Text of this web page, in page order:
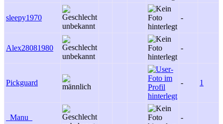
sleepy1970 -
Alex28081980 -
Pickguard - 1
_Manu_ -